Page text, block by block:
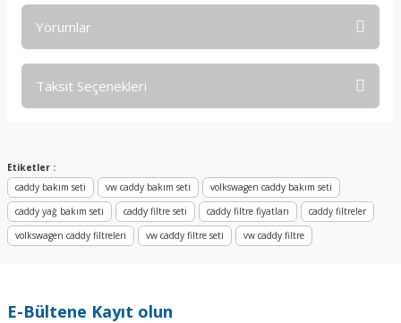
Yorumlar
Taksit Seçenekleri
Etiketler :
caddy bakım seti
vw caddy bakım seti
volkswagen caddy bakım seti
caddy yağ bakım seti
caddy filtre seti caddy filtre fiyatları
caddy filtreler
volkswagen caddy filtreleri
vw caddy filtre seti vw caddy filtre
E-Bültene Kayıt olun